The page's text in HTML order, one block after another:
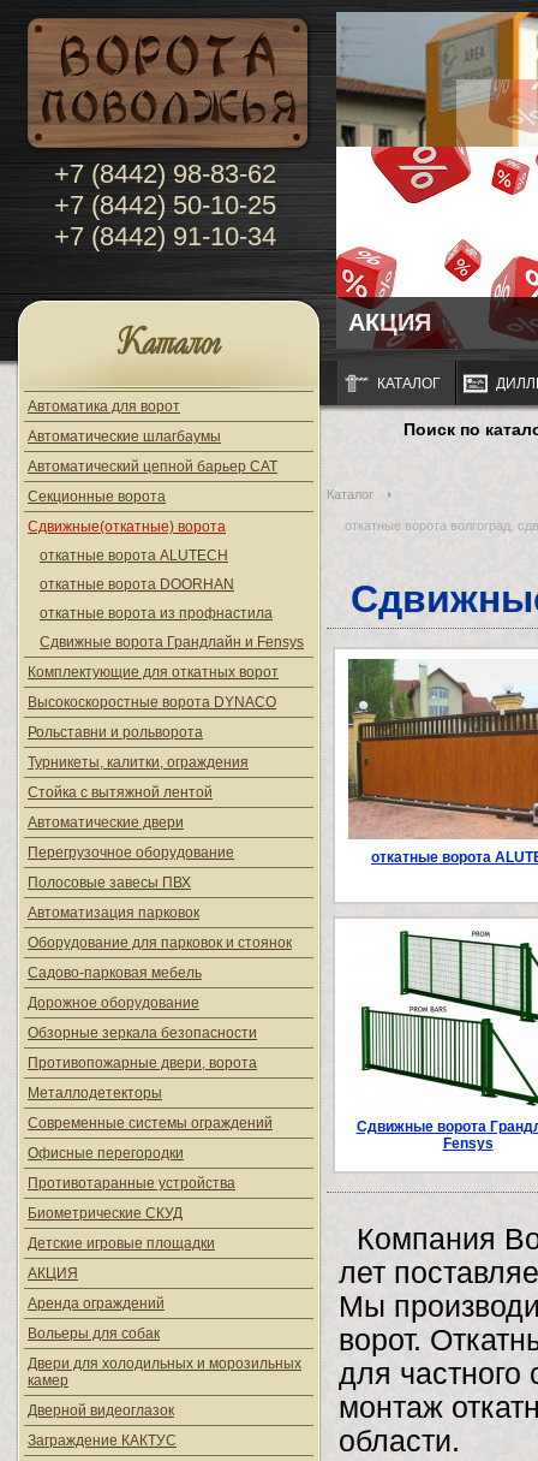
+7 (8442) 98-83-62
+7 (8442) 50-10-25
+7 (8442) 91-10-34
АКЦИЯ
Каталог
Автоматика для ворот
Автоматические шлагбаумы
Автоматический цепной барьер CAT
Секционные ворота
Сдвижные(откатные) ворота
откатные ворота ALUTECH
откатные ворота DOORHAN
откатные ворота из профнастила
Сдвижные ворота Грандлайн и Fensys
Комплектующие для откатных ворот
Высокоскоростные ворота DYNACO
Рольставни и рольворота
Турникеты, калитки, ограждения
Стойка с вытяжной лентой
Автоматические двери
Перегрузочное оборудование
Полосовые завесы ПВХ
Автоматизация парковок
Оборудование для парковок и стоянок
Садово-парковая мебель
Дорожное оборудование
Обзорные зеркала безопасности
Противопожарные двери, ворота
Металлодетекторы
Современные системы ограждений
Офисные перегородки
Противотаранные устройства
Биометрические СКУД
Детские игровые площадки
АКЦИЯ
Аренда ограждений
Вольеры для собак
Двери для холодильных и морозильных
камер
Дверной видеоглазок
Заграждение КАКТУС
КАТАЛОГ
Поиск по
Каталог
откатные ворота волгоград,
откатные ворота
Сдвижные ворота
Fensys
Компания
лет
Мы
ворот.
для
монтаж
области.